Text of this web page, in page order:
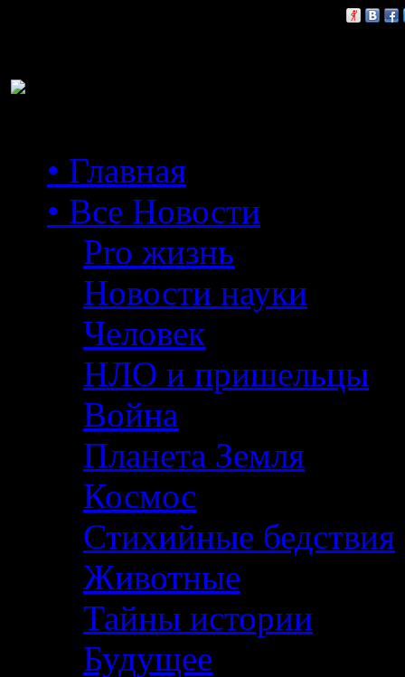
• Главная
• Все Новости
Pro жизнь
Новости науки
Человек
НЛО и пришельцы
Война
Планета Земля
Космос
Стихийные бедствия
Животные
Тайны истории
Будущее